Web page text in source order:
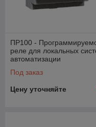
ПР100 -
реле для локальных
автоматизации
Под заказ
Цену уточняйте